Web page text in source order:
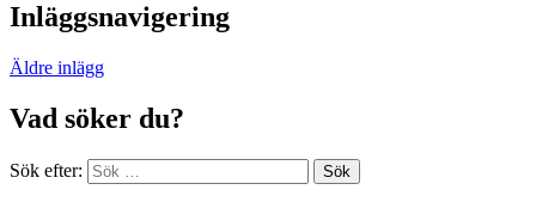
Inläggsnavigering
Äldre inlägg
Vad söker du?
Sök efter: